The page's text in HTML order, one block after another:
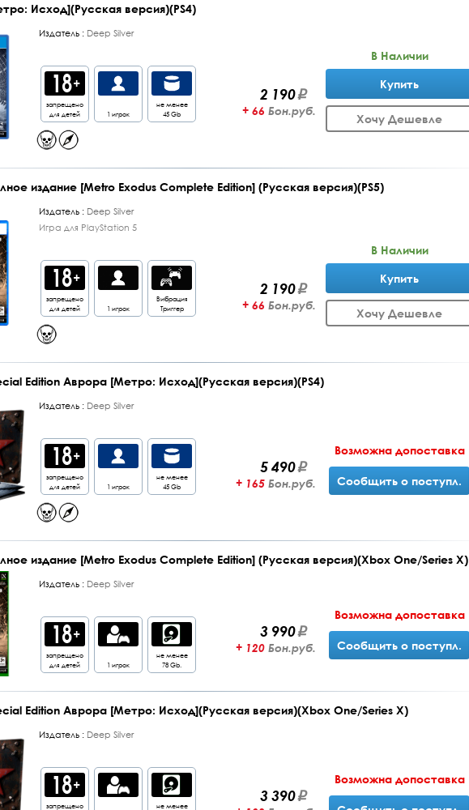
Исход](Русская версия)(PS4)
Издатель : Deep Silver
запрещено
для детей
1 игрок
не менее
45 Gb
2 190
+ 66 Бон.руб.
В Наличии
Купить
Хочу Дешевле
издание [Metro Exodus Complete Edition] (Русская версия)(PS5)
Издатель : Deep Silver
Игра для PlayStation 5
запрещено
для детей
1 игрок
Вибрация
Триггер
2 190
+ 66 Бон.руб.
В Наличии
Купить
Хочу Дешевле
Edition Аврора [Метро: Исход](Русская версия)(PS4)
Издатель : Deep Silver
запрещено
для детей
1 игрок
не менее
45 Gb
5 490
+ 165 Бон.руб.
Возможна допоставка
Сообщить о поступл.
издание [Metro Exodus Complete Edition] (Русская версия)(Xbox One/Series X)
Издатель : Deep Silver
запрещено
для детей
1 игрок
не менее
78 Gb.
3 990
+ 120 Бон.руб.
Возможна допоставка
Сообщить о поступл.
Edition Аврора [Метро: Исход](Русская версия)(Xbox One/Series X)
Издатель : Deep Silver
запрещено
не менее
3 390
Возможна допоставка